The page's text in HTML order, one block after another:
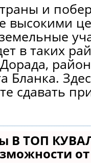
и
высокими
в таких
Бланка.
сдавать
В ТОП
от